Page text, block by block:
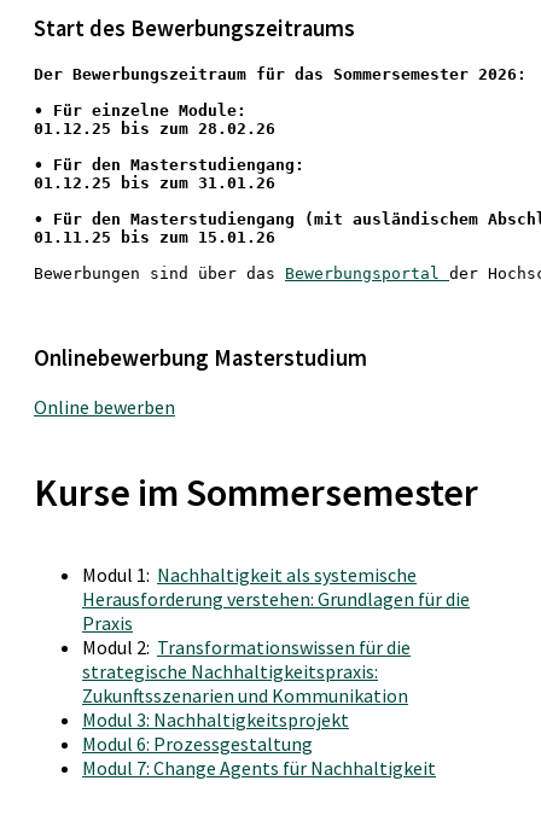
Start des Bewerbungszeitraums
Der Bewerbungszeitraum für das Sommersemester 2026:
• Für einzelne Module:
01.12.25 bis zum 28.02.26
• Für den Masterstudiengang:
01.12.25 bis zum 31.01.26
• Für den Masterstudiengang (mit ausländischem
01.11.25 bis zum 15.01.26
Bewerbungen sind über das Bewerbungsportal der
Onlinebewerbung Masterstudium
Online bewerben
Kurse im Sommersemester
Modul 1: Nachhaltigkeit als systemische
Herausforderung verstehen: Grundlagen für die
Praxis
Modul 2: Transformationswissen für die
strategische Nachhaltigkeitspraxis:
Zukunftsszenarien und Kommunikation
Modul 3: Nachhaltigkeitsprojekt
Modul 6: Prozessgestaltung
Modul 7: Change Agents für Nachhaltigkeit